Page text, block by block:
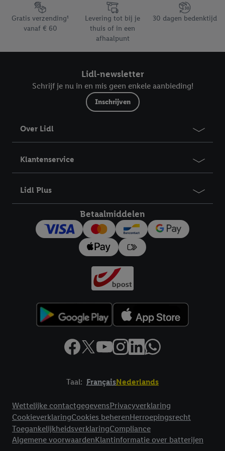
Footerelement met de verschillende USPs van Lidl.be
Gratis verzending¹
vanaf € 60
Levering tot bij je
thuis of in een
afhaalpunt
30 dagen bedenktijd
Lidl-newsletter
Schrijf je nu in en mis geen enkele aanbieding!
Inschrijven
Over Lidl
Klantenservice
Lidl Plus
Betaalmiddelen
Taal: FrançaisNederlands
Wettelijke contactgegevensPrivacyverklaring
CookieverklaringCookies beherenHerroepingsrecht
ToegankelijkheidsverklaringCompliance
Algemene voorwaardenKlantinformatie over batterijen
impressum hier.